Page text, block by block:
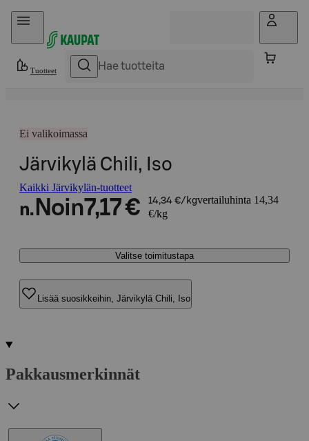
Hyppää sisältöön
Tuotteet
Ei valikoimassa
Järvikylä Chili, Iso
Kaikki Järvikylän-tuotteet
n. Noin7,17 € 14,34 €/kgvertailuhinta 14,34
€/kg
Valitse toimitustapa
Lisää suosikkeihin, Järvikylä Chili, Iso
Pakkausmerkinnät